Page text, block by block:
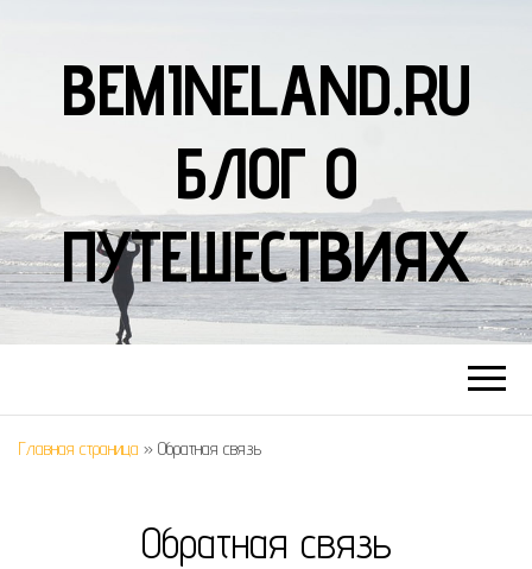
BEMINELAND.RU
БЛОГ О
ПУТЕШЕСТВИЯХ
Главная страница » Обратная связь
Обратная связь